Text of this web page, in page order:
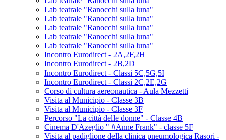
Lab teatrale "Ranocchi sulla luna"
Lab teatrale "Ranocchi sulla luna"
Lab teatrale "Ranocchi sulla luna"
Lab teatrale "Ranocchi sulla luna"
Lab teatrale "Ranocchi sulla luna"
Incontro Eurodirect - 2A,2F,2H
Incontro Eurodirect - 2B,2D
Incontro Eurodirect - Classi 5C,5G,5I
Incontro Eurodirect - Classi 2C,2E,2G
Corso di cultura aereonautica - Aula Mezzetti
Visita al Municipio - Classe 3B
Visita al Municipio - Classe 3F
Percorso "La città delle donne" - Classe 4B
Cinema D'Azeglio " #Anne Frank" - classe 5F
Visita al padiglione della clinica pneumologica Rasori -